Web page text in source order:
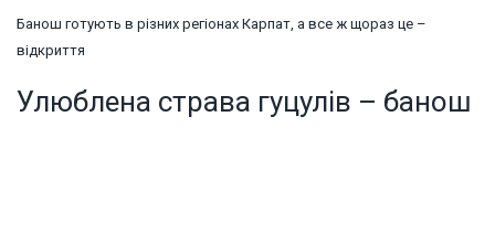
Банош готують в різних регіонах Карпат, а все ж щораз це –
відкриття
Улюблена страва гуцулів – банош